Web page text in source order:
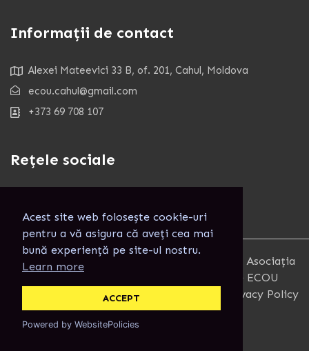
Acest site web folosește cookie-uri
pentru a vă asigura că aveți cea mai
bună experiență pe site-ul nostru.
Learn more
ACCEPT
Powered by WebsitePolicies
Informații de contact
Alexei Mateevici 33 B, of. 201, Cahul, Moldova
ecou.cahul@gmail.com
+373 69 708 107
Rețele sociale
Copyright 2025. Toate Drepturile rezervate. Asociația
pentru Combaterea Izolării Informaționale ECOU
Terms and Conditions
Privacy Policy